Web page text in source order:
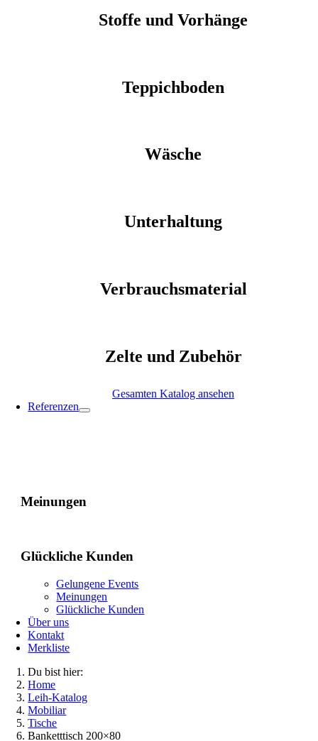
Stoffe und Vorhänge
Teppichboden
Wäsche
Unterhaltung
Verbrauchsmaterial
Zelte und Zubehör
Gesamten Katalog ansehen
Referenzen
Meinungen
Glückliche Kunden
Gelungene Events
Meinungen
Glückliche Kunden
Über uns
Kontakt
Merkliste
Du bist hier:
Home
Leih-Katalog
Mobiliar
Tische
Banketttisch 200×80